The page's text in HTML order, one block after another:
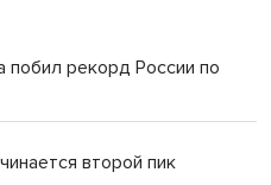
побил рекорд России по
второй пик